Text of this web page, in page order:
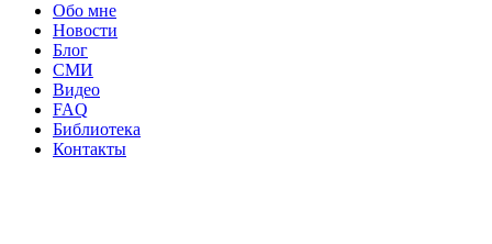
Обо мне
Новости
Блог
СМИ
Видео
FAQ
Библиотека
Контакты